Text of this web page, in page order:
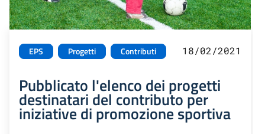
EPS Progetti Contributi 18/02/2021
Pubblicato l'elenco dei progetti
destinatari del contributo per
iniziative di promozione sportiva